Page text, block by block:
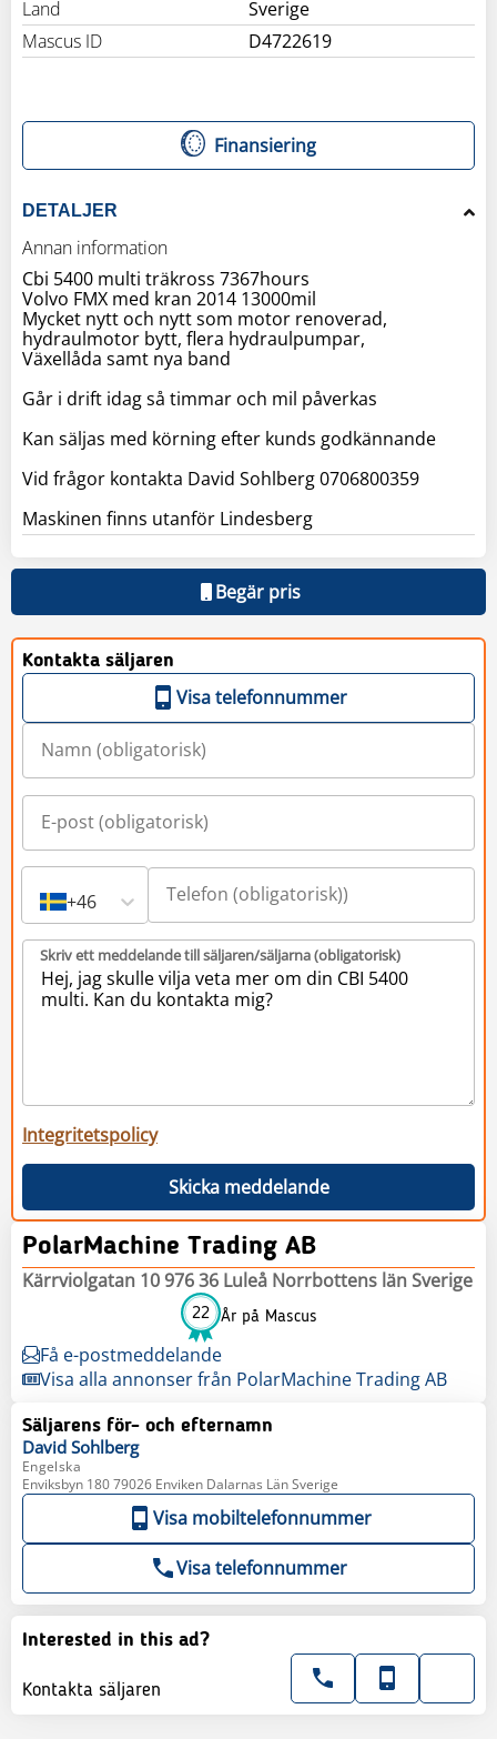
Land
Sverige
Mascus ID
D4722619
Finansiering
DETALJER
Annan information
Cbi 5400 multi träkross 7367hours
Volvo FMX med kran 2014 13000mil
Mycket nytt och nytt som motor renoverad,
hydraulmotor bytt, flera hydraulpumpar,
Växellåda samt nya band
Går i drift idag så timmar och mil påverkas
Kan säljas med körning efter kunds godkännande
Vid frågor kontakta David Sohlberg 0706800359
Maskinen finns utanför Lindesberg
Begär pris
Kontakta säljaren
Visa telefonnummer
+46
Skriv ett meddelande till säljaren/säljarna (obligatorisk)
Integritetspolicy
Skicka meddelande
PolarMachine Trading AB
Kärrviolgatan 10 976 36 Luleå Norrbottens län Sverige
22 År på Mascus
Få e-postmeddelande
Visa alla annonser från PolarMachine Trading AB
Säljarens för- och efternamn
David Sohlberg
Engelska
Enviksbyn 180 79026 Enviken Dalarnas Län Sverige
Visa mobiltelefonnummer
Visa telefonnummer
Interested in this ad?
Kontakta säljaren